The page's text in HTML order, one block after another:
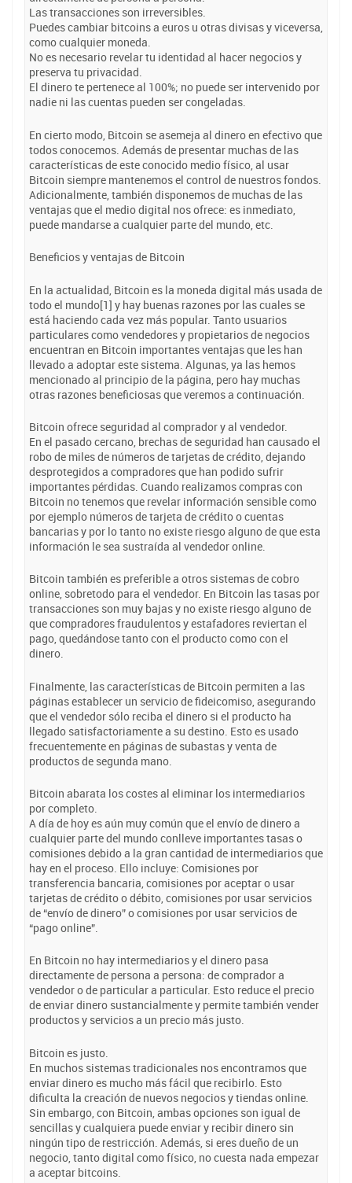
Las transacciones son irreversibles.
Puedes cambiar bitcoins a euros u otras divisas y viceversa,
como cualquier moneda.
No es necesario revelar tu identidad al hacer negocios y
preserva tu privacidad.
El dinero te pertenece al 100%; no puede ser intervenido por
nadie ni las cuentas pueden ser congeladas.
En cierto modo, Bitcoin se asemeja al dinero en efectivo que
todos conocemos. Además de presentar muchas de las
características de este conocido medio físico, al usar
Bitcoin siempre mantenemos el control de nuestros fondos.
Adicionalmente, también disponemos de muchas de las
ventajas que el medio digital nos ofrece: es inmediato,
puede mandarse a cualquier parte del mundo, etc.
Beneficios y ventajas de Bitcoin
En la actualidad, Bitcoin es la moneda digital más usada de
todo el mundo[1] y hay buenas razones por las cuales se
está haciendo cada vez más popular. Tanto usuarios
particulares como vendedores y propietarios de negocios
encuentran en Bitcoin importantes ventajas que les han
llevado a adoptar este sistema. Algunas, ya las hemos
mencionado al principio de la página, pero hay muchas
otras razones beneficiosas que veremos a continuación.
Bitcoin ofrece seguridad al comprador y al vendedor.
En el pasado cercano, brechas de seguridad han causado el
robo de miles de números de tarjetas de crédito, dejando
desprotegidos a compradores que han podido sufrir
importantes pérdidas. Cuando realizamos compras con
Bitcoin no tenemos que revelar información sensible como
por ejemplo números de tarjeta de crédito o cuentas
bancarias y por lo tanto no existe riesgo alguno de que esta
información le sea sustraída al vendedor online.
Bitcoin también es preferible a otros sistemas de cobro
online, sobretodo para el vendedor. En Bitcoin las tasas por
transacciones son muy bajas y no existe riesgo alguno de
que compradores fraudulentos y estafadores reviertan el
pago, quedándose tanto con el producto como con el
dinero.
Finalmente, las características de Bitcoin permiten a las
páginas establecer un servicio de fideicomiso, asegurando
que el vendedor sólo reciba el dinero si el producto ha
llegado satisfactoriamente a su destino. Esto es usado
frecuentemente en páginas de subastas y venta de
productos de segunda mano.
Bitcoin abarata los costes al eliminar los intermediarios
por completo.
A día de hoy es aún muy común que el envío de dinero a
cualquier parte del mundo conlleve importantes tasas o
comisiones debido a la gran cantidad de intermediarios que
hay en el proceso. Ello incluye: Comisiones por
transferencia bancaria, comisiones por aceptar o usar
tarjetas de crédito o débito, comisiones por usar servicios
de “envío de dinero” o comisiones por usar servicios de
“pago online”.
En Bitcoin no hay intermediarios y el dinero pasa
directamente de persona a persona: de comprador a
vendedor o de particular a particular. Esto reduce el precio
de enviar dinero sustancialmente y permite también vender
productos y servicios a un precio más justo.
Bitcoin es justo.
En muchos sistemas tradicionales nos encontramos que
enviar dinero es mucho más fácil que recibirlo. Esto
dificulta la creación de nuevos negocios y tiendas online.
Sin embargo, con Bitcoin, ambas opciones son igual de
sencillas y cualquiera puede enviar y recibir dinero sin
ningún tipo de restricción. Además, si eres dueño de un
negocio, tanto digital como físico, no cuesta nada empezar
a aceptar bitcoins.